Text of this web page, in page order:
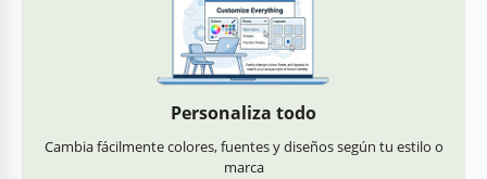
Personaliza todo
Cambia fácilmente colores, fuentes y diseños según tu estilo o
marca